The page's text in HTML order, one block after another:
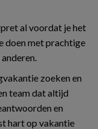
al voordat je het
doen met prachtige
zoeken en
team dat altijd
en
hart op vakantie